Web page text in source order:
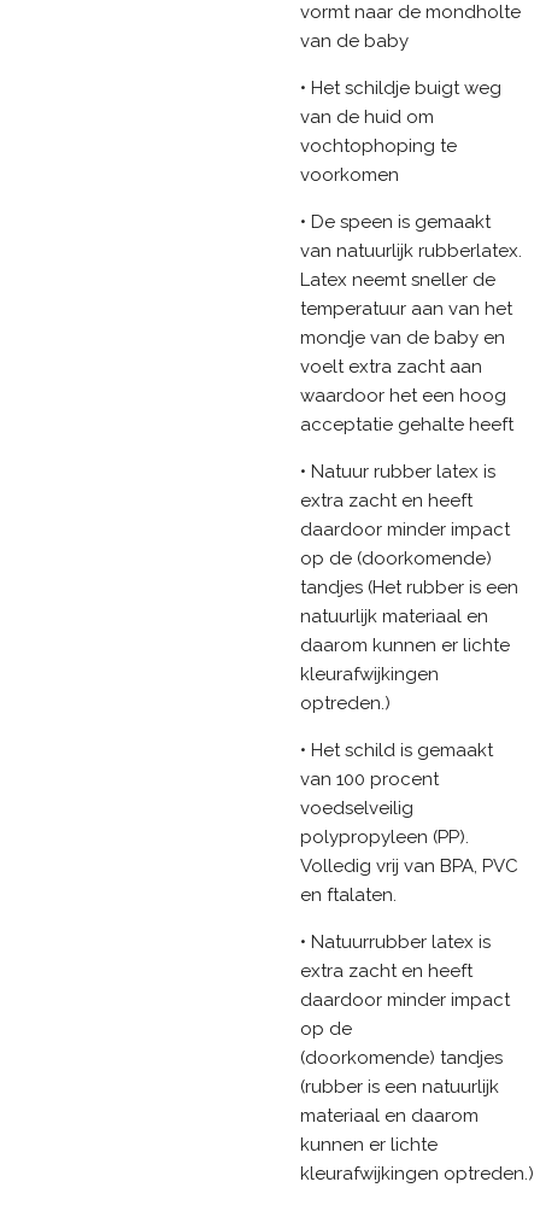
vormt naar de mondholte
van de baby
• Het schildje buigt weg
van de huid om
vochtophoping te
voorkomen
• De speen is gemaakt
van natuurlijk rubberlatex.
Latex neemt sneller de
temperatuur aan van het
mondje van de baby en
voelt extra zacht aan
waardoor het een hoog
acceptatie gehalte heeft
• Natuur rubber latex is
extra zacht en heeft
daardoor minder impact
op de (doorkomende)
tandjes (Het rubber is een
natuurlijk materiaal en
daarom kunnen er lichte
kleurafwijkingen
optreden.)
• Het schild is gemaakt
van 100 procent
voedselveilig
polypropyleen (PP).
Volledig vrij van BPA, PVC
en ftalaten.
• Natuurrubber latex is
extra zacht en heeft
daardoor minder impact
op de
(doorkomende) tandjes
(rubber is een natuurlijk
materiaal en daarom
kunnen er lichte
kleurafwijkingen optreden.)